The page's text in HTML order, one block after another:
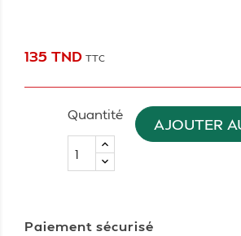
135 TND TTC
Quantité
AJOUTER
Paiement sécurisé